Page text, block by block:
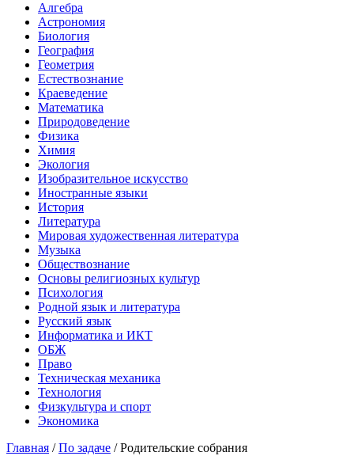
Алгебра
Астрономия
Биология
География
Геометрия
Естествознание
Краеведение
Математика
Природоведение
Физика
Химия
Экология
Изобразительное искусство
Иностранные языки
История
Литература
Мировая художественная литература
Музыка
Обществознание
Основы религиозных культур
Психология
Родной язык и литература
Русский язык
Информатика и ИКТ
ОБЖ
Право
Техническая механика
Технология
Физкультура и спорт
Экономика
Главная /По задаче /Родительские собрания